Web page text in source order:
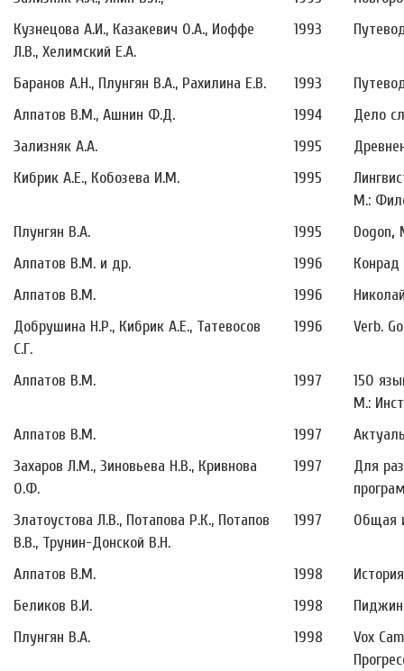
Кузнецова А.И., Казакевич О.А., Иоффе
Л.В., Хелимский Е.А.
1993
Баранов А.Н., Плунгян В.А., Рахилина Е.В. 1993
Алпатов В.М., Ашнин Ф.Д.
1994
Дело
Зализняк А.А.
1995
Кибрик А.Е., Кобозева И.М.
1995
М.:
Плунгян В.А.
1995 Dogon,
Алпатов В.М. и др.
1996
Алпатов В.М.
1996
Добрушина Н.Р., Кибрик А.Е., Татевосов
С.Г.
1996 Verb.
Алпатов В.М. 1997
150
М.:
Алпатов В.М.
1997
Захаров Л.М., Зиновьева Н.В., Кривнова
О.Ф.
1997
Для
Златоустова Л.В., Потапова Р.К., Потапов
В.В., Трунин-Донской В.Н.
1997 Общая
Алпатов В.М. 1998
Беликов В.И.
1998
Плунгян В.А.
1998
Vox